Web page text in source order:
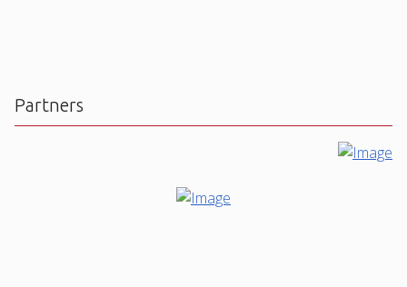
Partners